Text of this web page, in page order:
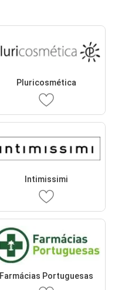
Pluricosmética
Intimissimi
Farmácias Portuguesas